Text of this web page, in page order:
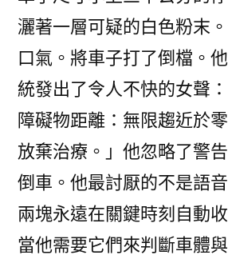
灑著一層可疑的白色粉末
口氣。將車子打了倒檔。
統發出了令人不快的女聲
障礙物距離：無限趨近於
放棄治療。」他忽略了警
倒車。他最討厭的不是語
兩塊永遠在關鍵時刻自動
當他需要它們來判斷車體